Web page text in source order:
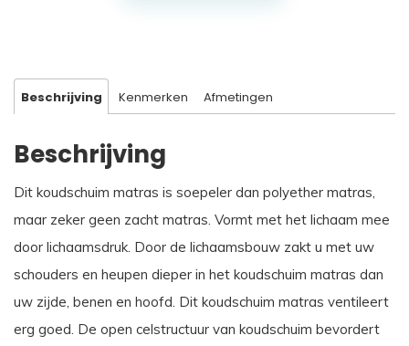
Beschrijving Kenmerken Afmetingen
Beschrijving
Dit koudschuim matras is soepeler dan polyether matras,
maar zeker geen zacht matras. Vormt met het lichaam mee
door lichaamsdruk. Door de lichaamsbouw zakt u met uw
schouders en heupen dieper in het koudschuim matras dan
uw zijde, benen en hoofd. Dit koudschuim matras ventileert
erg goed. De open celstructuur van koudschuim bevordert